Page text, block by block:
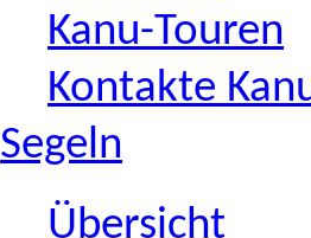
Kanu-Touren
Kontakte
Segeln
Übersicht